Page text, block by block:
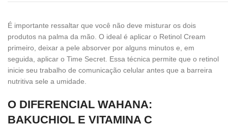
É importante ressaltar que você não deve misturar os dois
produtos na palma da mão. O ideal é aplicar o Retinol Cream
primeiro, deixar a pele absorver por alguns minutos e, em
seguida, aplicar o Time Secret. Essa técnica permite que o retinol
inicie seu trabalho de comunicação celular antes que a barreira
nutritiva sele a umidade.
O DIFERENCIAL WAHANA:
BAKUCHIOL E VITAMINA C